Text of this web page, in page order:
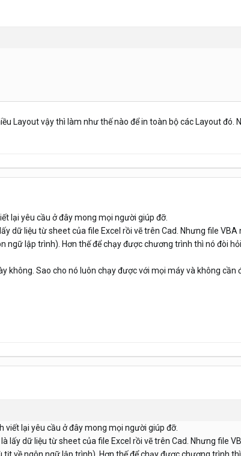
Layout vậy thì làm như thế nào để in toàn bộ các Layout đó.
lại yêu cầu ở đây mong mọi người giúp đỡ.
dữ liệu từ sheet của file Excel rồi vẽ trên Cad. Nhưng file
lập trình). Hơn thế để chạy được chương trình thì nó đòi
không. Sao cho nó luôn chạy được với mọi máy và không cần
lại yêu cầu ở đây mong mọi người giúp đỡ.
lấy dữ liệu từ sheet của file Excel rồi vẽ trên Cad. Nhưng file